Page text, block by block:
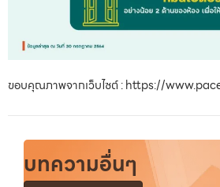
ขอบคุณภาพจากเว็บไซต์ : https://
บทความอื่นๆ